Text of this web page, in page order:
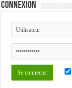
Connexion